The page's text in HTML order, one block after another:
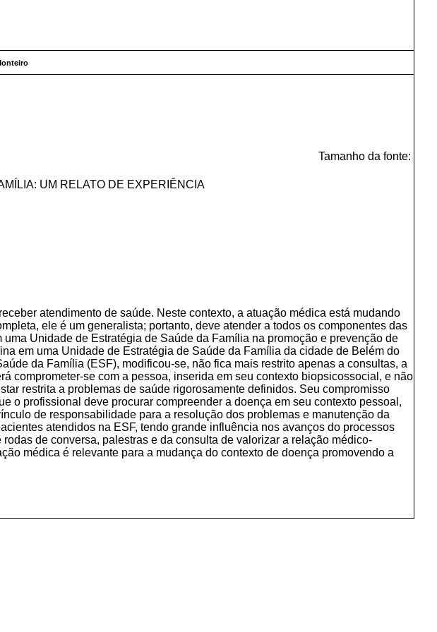
Tamanho da fonte:
UM RELATO DE EXPERIÊNCIA
atendimento de saúde. Neste contexto, a atuação médica está mudando
ele é um generalista; portanto, deve atender a todos os componentes das
Unidade de Estratégia de Saúde da Família na promoção e prevenção de
em uma Unidade de Estratégia de Saúde da Família da cidade de Belém do
da Família (ESF), modificou-se, não fica mais restrito apenas a consultas, a
comprometer-se com a pessoa, inserida em seu contexto biopsicossocial, e não
restrita a problemas de saúde rigorosamente definidos. Seu compromisso
o profissional deve procurar compreender a doença em seu contexto pessoal,
de responsabilidade para a resolução dos problemas e manutenção da
atendidos na ESF, tendo grande influência nos avanços do processos
de conversa, palestras e da consulta de valorizar a relação médico-
médica é relevante para a mudança do contexto de doença promovendo a